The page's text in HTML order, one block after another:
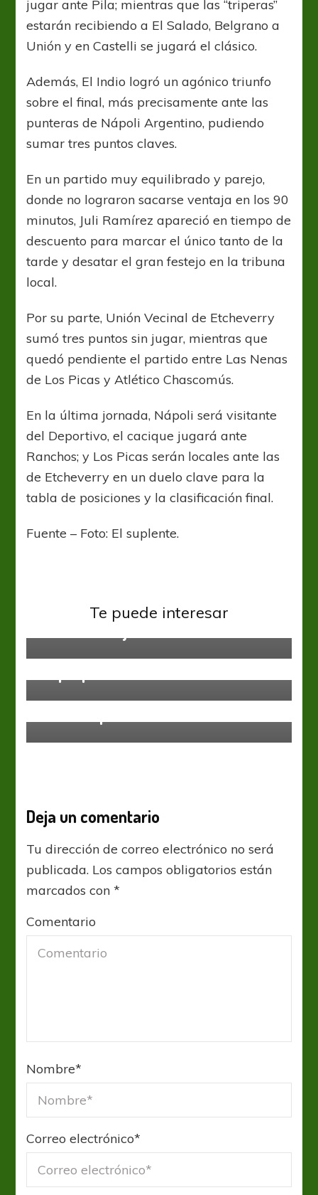
jugar ante Pila; mientras que las “triperas”
estarán recibiendo a El Salado, Belgrano a
Unión y en Castelli se jugará el clásico.
Además, El Indio logró un agónico triunfo
sobre el final, más precisamente ante las
punteras de Nápoli Argentino, pudiendo
sumar tres puntos claves.
En un partido muy equilibrado y parejo,
donde no lograron sacarse ventaja en los 90
minutos, Juli Ramírez apareció en tiempo de
descuento para marcar el único tanto de la
tarde y desatar el gran festejo en la tribuna
local.
Por su parte, Unión Vecinal de Etcheverry
sumó tres puntos sin jugar, mientras que
quedó pendiente el partido entre Las Nenas
de Los Picas y Atlético Chascomús.
En la última jornada, Nápoli será visitante
del Deportivo, el cacique jugará ante
Ranchos; y Los Picas serán locales ante las
de Etcheverry en un duelo clave para la
tabla de posiciones y la clasificación final.
Fuente – Foto: El suplente.
Te puede interesar
Las 22 argentinas que irán en
Deja un comentario
Tu dirección de correo electrónico no será
publicada. Los campos obligatorios están
marcados con*
Comentario
Nombre*
Correo electrónico*